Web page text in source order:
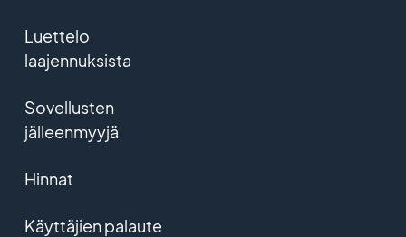
Luettelo
laajennuksista
Sovellusten
jälleenmyyjä
Hinnat
Käyttäjien palaute